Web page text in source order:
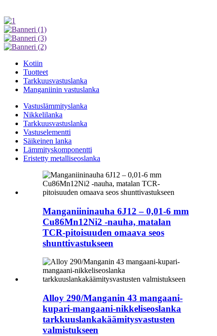
Kotiin
Tuotteet
Tarkkuusvastuslanka
Manganiinin vastuslanka
Vastuslämmityslanka
Nikkelilanka
Tarkkuusvastuslanka
Vastuselementti
Säikeinen lanka
Lämmityskomponentti
Eristetty metalliseoslanka
Manganiininauha 6J12 – 0,01-6 mm
Cu86Mn12Ni2 -nauha, matalan
TCR-pitoisuuden omaava seos
shunttivastukseen
Alloy 290/Manganin 43 mangaani-
kupari-mangaani-nikkeliseoslanka
tarkkuuslankakäämitysvastusten
valmistukseen